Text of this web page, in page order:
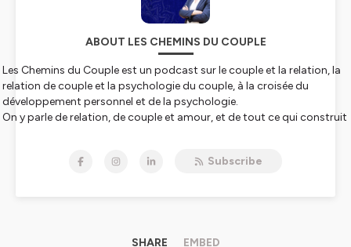
ABOUT LES CHEMINS DU COUPLE
Les Chemins du Couple est un podcast sur le couple et la relation, la
relation de couple et la psychologie du couple, à la croisée du
développement personnel et de la psychologie.
On y parle de relation, de couple et amour, et de tout ce qui construit
spécialisée dans les dynamiques de la relation amoureuse, de la
Subscribe
SHARE EMBED